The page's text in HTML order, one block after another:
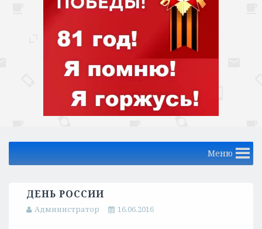
Меню
ДЕНЬ РОССИИ
Администратор 16.06.2016